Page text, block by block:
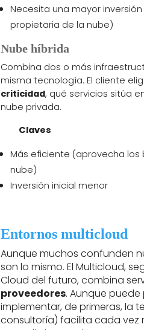
Necesita una mayor
propietaria de la nube)
Nube híbrida
Combina dos o más
misma tecnología. El cliente
criticidad, qué servicios sitúa
nube privada.
Claves
Más eficiente (aprovecha
nube)
Inversión inicial menor
Entornos multicloud
Aunque muchos confunden
son lo mismo. El Multicloud,
Cloud del futuro, combina
proveedores. Aunque
implementar, de primeras,
consultoría) facilita cada vez